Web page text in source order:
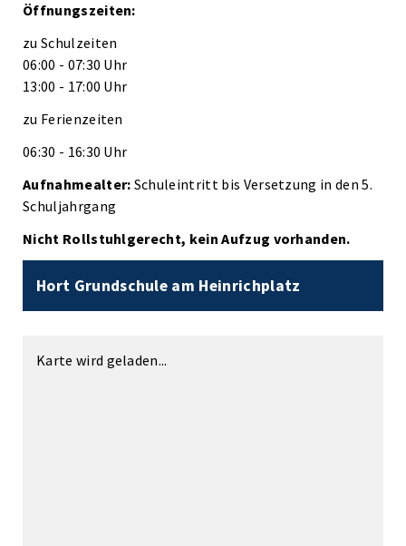
Öffnungszeiten:
zu Schulzeiten
06:00 - 07:30 Uhr
13:00 - 17:00 Uhr
zu Ferienzeiten
06:30 - 16:30 Uhr
Aufnahmealter: Schuleintritt bis Versetzung in den 5.
Schuljahrgang
Nicht Rollstuhlgerecht, kein Aufzug vorhanden.
Hort Grundschule am Heinrichplatz
Karte wird geladen...